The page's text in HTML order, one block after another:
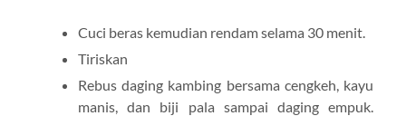
Cuci beras kemudian rendam selama 30 menit.
Tiriskan
Rebus daging kambing bersama cengkeh, kayu
manis, dan biji pala sampai daging empuk.